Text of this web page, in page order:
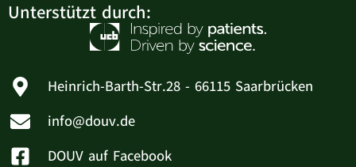
Unterstützt durch:
Heinrich-Barth-Str.28 - 66115 Saarbrücken
info@douv.de
DOUV auf Facebook